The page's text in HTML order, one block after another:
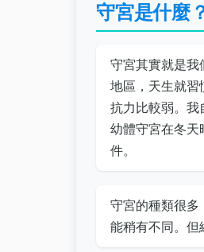
守宮是什麼
守宮其實就是我
地區，天生就習
抗力比較弱。我
幼體守宮在冬天
件。
守宮的種類很多
能稍有不同。但